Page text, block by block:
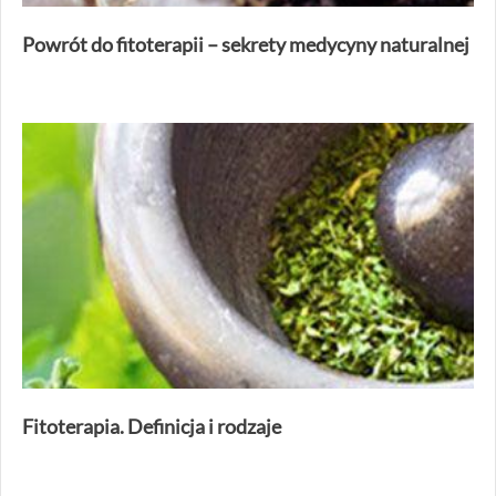
Powrót do fitoterapii – sekrety medycyny naturalnej
Fitoterapia. Definicja i rodzaje